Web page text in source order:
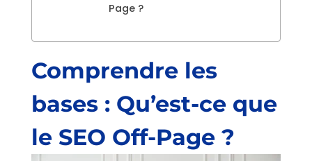
Page ?
Comprendre les
bases : Qu’est-ce que
le SEO Off-Page ?